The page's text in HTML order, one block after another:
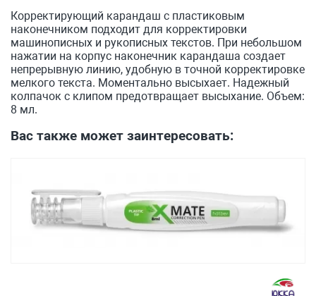
Корректирующий карандаш с пластиковым
наконечником подходит для корректировки
машинописных и рукописных текстов. При небольшом
нажатии на корпус наконечник карандаша создает
непрерывную линию, удобную в точной корректировке
мелкого текста. Моментально высыхает. Надежный
колпачок с клипом предотвращает высыхание. Объем:
8 мл.
Вас также может заинтересовать: